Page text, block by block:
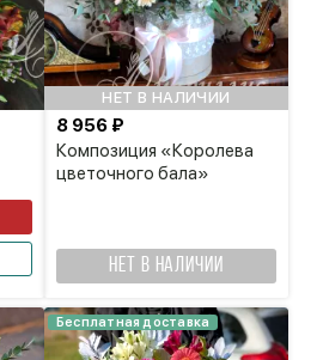
НЕТ В НАЛИЧИИ
Композиция «Королева
цветочного бала»
8 956 ₽
НЕТ В НАЛИЧИИ
Бесплатная доставка